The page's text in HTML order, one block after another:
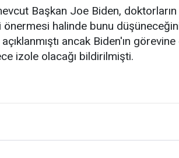
Başkan Joe Biden,
halinde bunu
ancak Biden'ın
izole olacağı bildirilmişti.